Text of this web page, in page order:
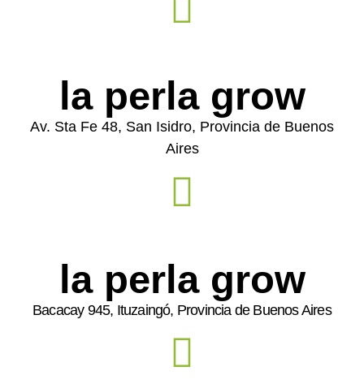
la perla grow
Av. Sta Fe 48, San Isidro, Provincia de Buenos
Aires
la perla grow
Bacacay 945, Ituzaingó, Provincia de Buenos Aires